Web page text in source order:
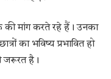
की मांग करते रहे हैं। उनका
का भविष्य प्रभावित हो
जरूरत है।